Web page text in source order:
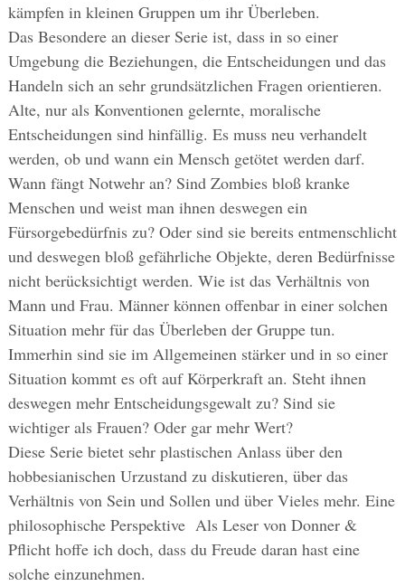
kämpfen in kleinen Gruppen um ihr Überleben.
Das Besondere an dieser Serie ist, dass in so einer
Umgebung die Beziehungen, die Entscheidungen und das
Handeln sich an sehr grundsätzlichen Fragen orientieren.
Alte, nur als Konventionen gelernte, moralische
Entscheidungen sind hinfällig. Es muss neu verhandelt
werden, ob und wann ein Mensch getötet werden darf.
Wann fängt Notwehr an? Sind Zombies bloß kranke
Menschen und weist man ihnen deswegen ein
Fürsorgebedürfnis zu? Oder sind sie bereits entmenschlicht
und deswegen bloß gefährliche Objekte, deren Bedürfnisse
nicht berücksichtigt werden. Wie ist das Verhältnis von
Mann und Frau. Männer können offenbar in einer solchen
Situation mehr für das Überleben der Gruppe tun.
Immerhin sind sie im Allgemeinen stärker und in so einer
Situation kommt es oft auf Körperkraft an. Steht ihnen
deswegen mehr Entscheidungsgewalt zu? Sind sie
wichtiger als Frauen? Oder gar mehr Wert?
Diese Serie bietet sehr plastischen Anlass über den
hobbesianischen Urzustand zu diskutieren, über das
Verhältnis von Sein und Sollen und über Vieles mehr. Eine
philosophische Perspektive Als Leser von Donner &
Pflicht hoffe ich doch, dass du Freude daran hast eine
solche einzunehmen.